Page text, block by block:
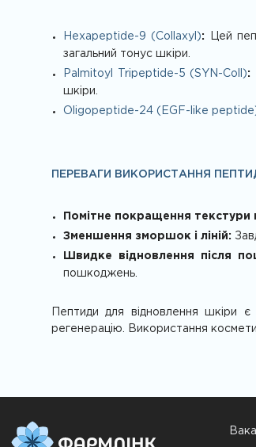
Hexapeptide-9 (Collaxyl):
Цей
загальний тонус шкіри.
Palmitoyl Tripeptide-5 (SYN-Coll):
шкіри.
Oligopeptide-24 (EGF-like
ПЕРЕВАГИ ВИКОРИСТАННЯ
Помітне покращення текстури
Зменшення зморшок і ліній:
Швидке відновлення після
пошкоджень.
Пептиди для відновлення шкіри
регенерацію. Використання